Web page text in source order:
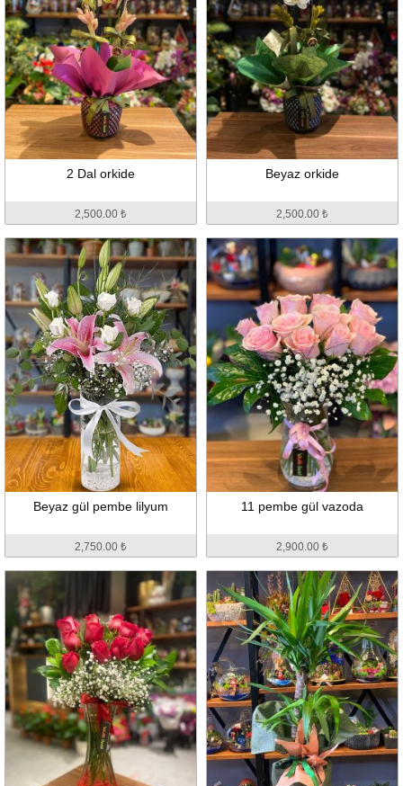
2 Dal orkide
2,500.00 ₺
Beyaz orkide
2,500.00 ₺
Beyaz gül pembe lilyum
2,750.00 ₺
11 pembe gül vazoda
2,900.00 ₺